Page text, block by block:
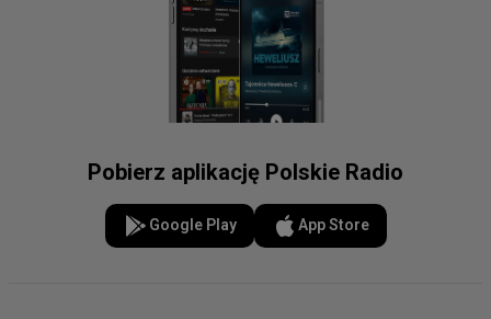
Pobierz aplikację Polskie Radio
Google Play App Store